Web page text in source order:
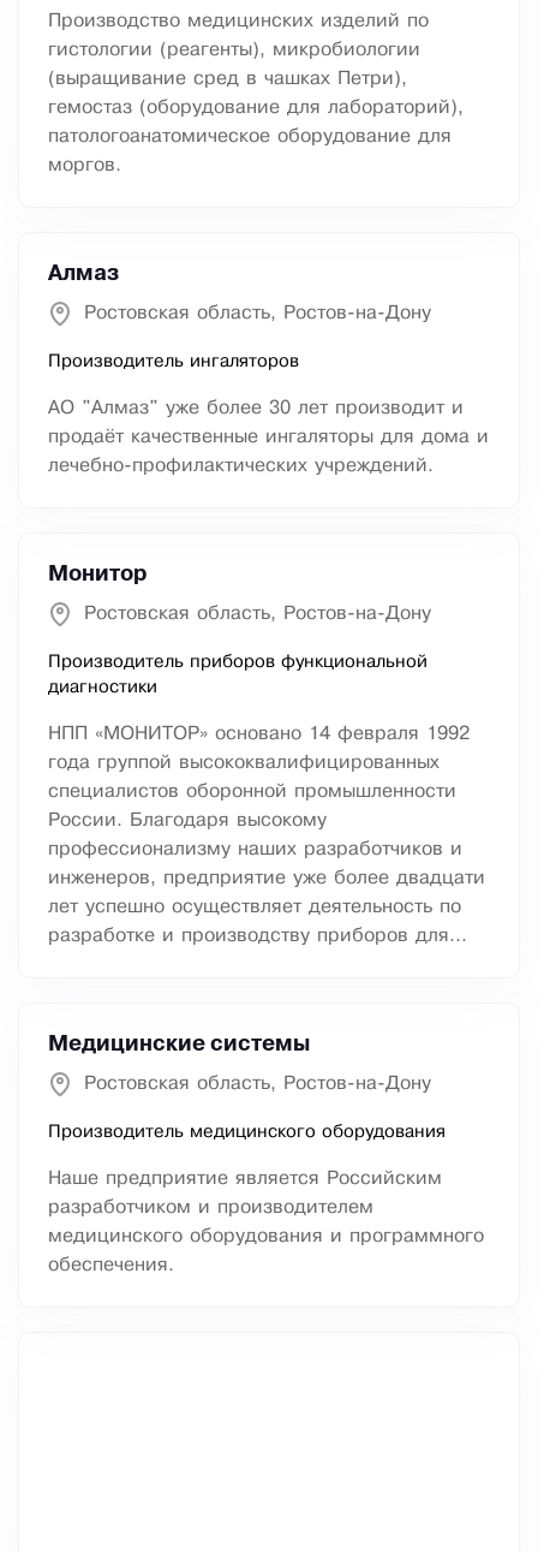
Производство медицинских изделий по
гистологии (реагенты), микробиологии
(выращивание сред в чашках Петри),
гемостаз (оборудование для лабораторий),
патологоанатомическое оборудование для
моргов.
Алмаз
Ростовская область, Ростов-на-Дону
Производитель ингаляторов
АО "Алмаз" уже более 30 лет производит и
продаёт качественные ингаляторы для дома и
лечебно-профилактических учреждений.
Монитор
Ростовская область, Ростов-на-Дону
Производитель приборов функциональной
диагностики
НПП «МОНИТОР» основано 14 февраля 1992
года группой высококвалифицированных
специалистов оборонной промышленности
России. Благодаря высокому
профессионализму наших разработчиков и
инженеров, предприятие уже более двадцати
лет успешно осуществляет деятельность по
разработке и производству приборов для...
Медицинские системы
Ростовская область, Ростов-на-Дону
Производитель медицинского оборудования
Наше предприятие является Российским
разработчиком и производителем
медицинского оборудования и программного
обеспечения.